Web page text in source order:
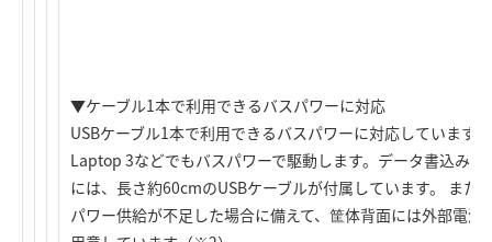
▼ケーブル1本で利用できるバスパワーに対応
USBケーブル1本で利用できるバスパワーに対応していま
Laptop 3などでもバスパワーで駆動します。データ書込み
には、長さ約60cmのUSBケーブルが付属しています。 また
パワー供給が不足した場合に備えて、筐体背面には外部電